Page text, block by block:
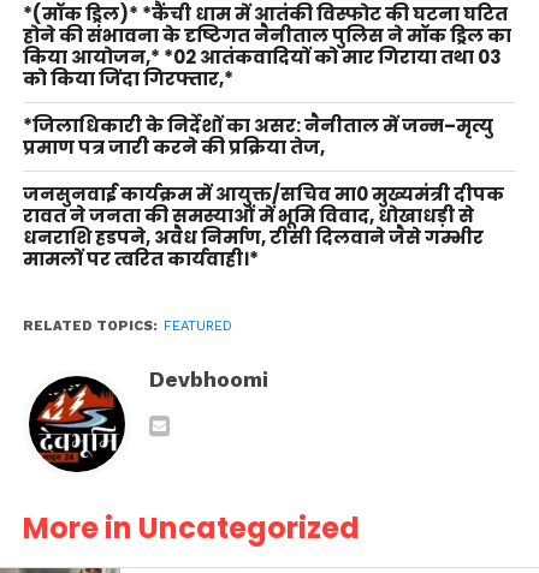
*(मॉक ड्रिल)* *कैंची धाम में आतंकी विस्फोट की घटना घटित
होने की संभावना के दृष्टिगत नैनीताल पुलिस ने मॉक ड्रिल का
किया आयोजन,* *02 आतंकवादियों को मार गिराया तथा 03
को किया जिंदा गिरफ्तार,*
*जिलाधिकारी के निर्देशों का असर: नैनीताल में जन्म–मृत्यु
प्रमाण पत्र जारी करने की प्रक्रिया तेज,
जनसुनवाई कार्यक्रम में आयुक्त/सचिव मा0 मुख्यमंत्री दीपक
रावत ने जनता की समस्याओं में भूमि विवाद, धोखाधड़ी से
धनराशि हडपने, अवैध निर्माण, टीसी दिलवाने जैसे गम्भीर
मामलों पर त्वरित कार्यवाही।*
RELATED TOPICS: FEATURED
Devbhoomi
More in Uncategorized